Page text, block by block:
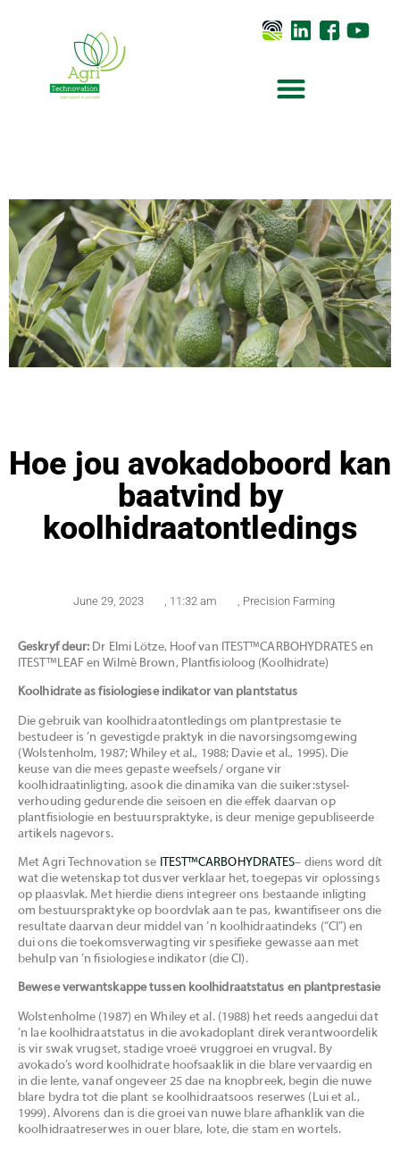
Hoe jou avokadoboord kan
baatvind by
koolhidraatontledings
June 29, 2023 11:32 am Precision Farming
Geskryf deur: Dr Elmi Lötze, Hoof van ITEST™CARBOHYDRATES en
ITEST™LEAF en Wilmé Brown, Plantfisioloog (Koolhidrate)
Koolhidrate as fisiologiese indikator van plantstatus
Die gebruik van koolhidraatontledings om plantprestasie te
bestudeer is ’n gevestigde praktyk in die navorsingsomgewing
(Wolstenholm, 1987; Whiley et al., 1988; Davie et al., 1995). Die
keuse van die mees gepaste weefsels/ organe vir
koolhidraatinligting, asook die dinamika van die suiker:stysel-
verhouding gedurende die seisoen en die effek daarvan op
plantfisiologie en bestuurspraktyke, is deur menige gepubliseerde
artikels nagevors.
Met Agri Technovation se ITEST™CARBOHYDRATES– diens word dít
wat die wetenskap tot dusver verklaar het, toegepas vir oplossings
op plaasvlak. Met hierdie diens integreer ons bestaande inligting
om bestuurspraktyke op boordvlak aan te pas, kwantifiseer ons die
resultate daarvan deur middel van ’n koolhidraatindeks (“CI”) en
dui ons die toekomsverwagting vir spesifieke gewasse aan met
behulp van ’n fisiologiese indikator (die CI).
Bewese verwantskappe tussen koolhidraatstatus en plantprestasie
Wolstenholme (1987) en Whiley et al. (1988) het reeds aangedui dat
’n lae koolhidraatstatus in die avokadoplant direk verantwoordelik
is vir swak vrugset, stadige vroeë vruggroei en vrugval. By
avokado’s word koolhidrate hoofsaaklik in die blare vervaardig en
in die lente, vanaf ongeveer 25 dae na knopbreek, begin die nuwe
blare bydra tot die plant se koolhidraatsoos reserwes (Lui et al.,
1999). Alvorens dan is die groei van nuwe blare afhanklik van die
koolhidraatreserwes in ouer blare, lote, die stam en wortels.